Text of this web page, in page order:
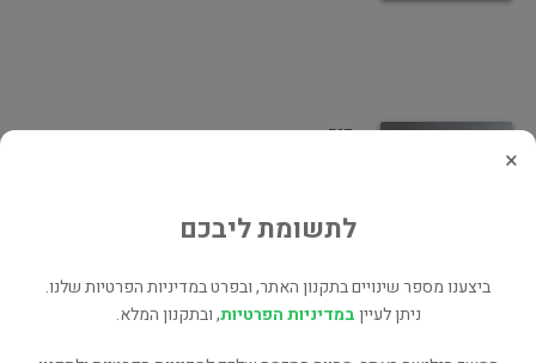
כוח
×
לתשומת ליבכם
ביצענו מספר שינויים בתקנון האתר, ובפרט במדיניות הפרטיות שלנו.
ניתן לעייןבמדיניות הפרטיות, ובתקנון המלא.